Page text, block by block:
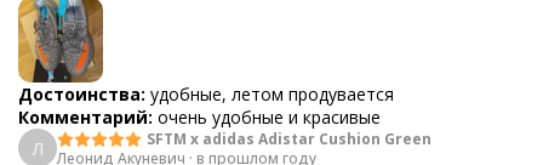
Достоинства: удобные, летом продувается
Комментарий: очень удобные и красивые
Л
SFTM x adidas Adistar Cushion Green
Леонид Акуневич · в прошлом году